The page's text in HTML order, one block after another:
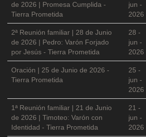
de 2026 | Promesa Cumplida -
Tierra Prometida
jun -
2026
2ª Reunión familiar | 28 de Junio
de 2026 | Pedro: Varón Forjado
por Jesús - Tierra Prometida
28 -
jun -
2026
Oración | 25 de Junio de 2026 -
Tierra Prometida
25 -
jun -
2026
1ª Reunión familiar | 21 de Junio
de 2026 | Timoteo: Varón con
Identidad - Tierra Prometida
21 -
jun -
2026